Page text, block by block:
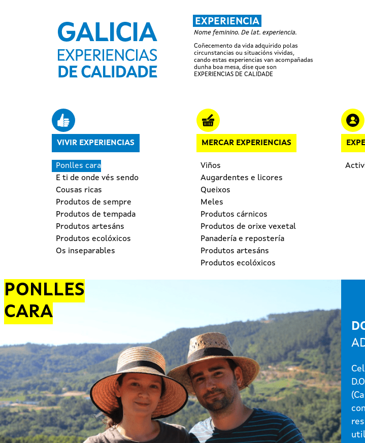
EXPERIENCIA
Nome feminino. De lat. experiencia.
Coñecemento da vida adquirido polas
circunstancias ou situacións vividas,
cando estas experiencias van acompañadas
dunha boa mesa, dise que son
EXPERIENCIAS DE CALIDADE
VIVIR EXPERIENCIAS
Ponlles cara
E ti de onde vés sendo
Cousas ricas
Produtos de sempre
Produtos de tempada
Produtos artesáns
Produtos ecolóxicos
Os inseparables
MERCAR EXPERIENCIAS
Viños
Augardentes e licores
Queixos
Meles
Produtos cárnicos
Produtos de orixe vexetal
Panadería e repostería
Produtos artesáns
Produtos ecolóxicos
PONLLES
CARA